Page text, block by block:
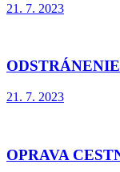
21. 7. 2023
21. 7. 2023
OPRAVA